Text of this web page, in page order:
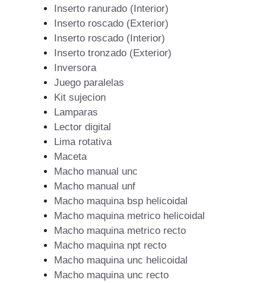
Inserto ranurado (Interior)
Inserto roscado (Exterior)
Inserto roscado (Interior)
Inserto tronzado (Exterior)
Inversora
Juego paralelas
Kit sujecion
Lamparas
Lector digital
Lima rotativa
Maceta
Macho manual unc
Macho manual unf
Macho maquina bsp helicoidal
Macho maquina metrico helicoidal
Macho maquina metrico recto
Macho maquina npt recto
Macho maquina unc helicoidal
Macho maquina unc recto